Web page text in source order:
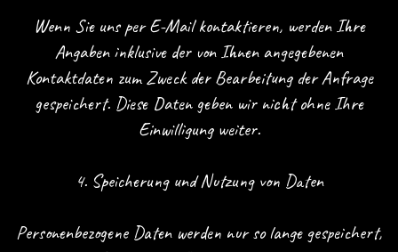
Wenn Sie uns per E-Mail kontaktieren, werden Ihre
Angaben inklusive der von Ihnen angegebenen
Kontaktdaten zum Zweck der Bearbeitung der Anfrage
gespeichert. Diese Daten geben wir nicht ohne Ihre
Einwilligung weiter.
4. Speicherung und Nutzung von Daten
Personenbezogene Daten werden nur so lange gespeichert,